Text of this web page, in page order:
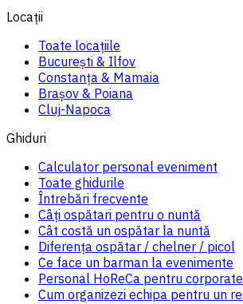
Locații
Toate locațiile
București & Ilfov
Constanța & Mamaia
Brașov & Poiana
Cluj-Napoca
Ghiduri
Calculator personal eveniment
Toate ghidurile
Întrebări frecvente
Câți ospătari pentru o nuntă
Cât costă un ospătar la nuntă
Diferența ospătar / chelner / picol
Ce face un barman la evenimente
Personal HoReCa pentru corporate
Cum organizezi echipa pentru un